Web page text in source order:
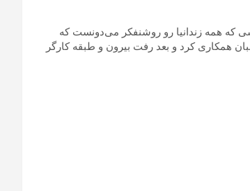
که همه زندانیا رو روشنفکر می‌دونست که
همکاری کرد و بعد رفت بیرون و طبقه کارگر